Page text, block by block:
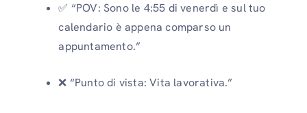
✅ “POV: Sono le 4:55 di venerdì e sul tuo
calendario è appena comparso un
appuntamento.”
❌ “Punto di vista: Vita lavorativa.”